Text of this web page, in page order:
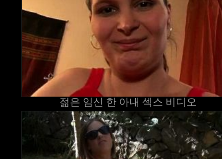
젊은 임신 한 아내 섹스 비디오